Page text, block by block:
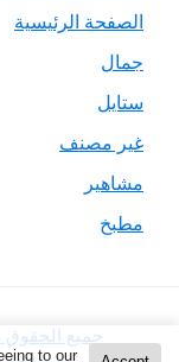
الصفحة الرئيسية
جمال
ستايل
غير مصنف
مشاهير
مطبخ
جميع
to our